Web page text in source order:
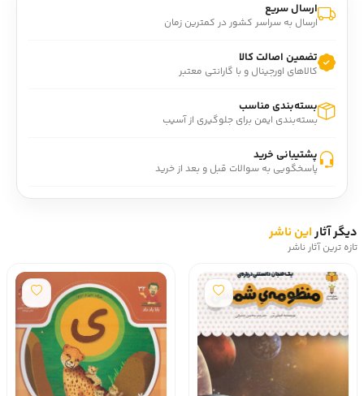
ارسال سریع
ارسال به سراسر کشور در کمترین زمان
تضمین اصالت کالا
کالاهای اورجینال و با گارانتی معتبر
بسته‌بندی مناسب
بسته‌بندی ایمن برای جلوگیری از آسیب
پشتیبانی خرید
پاسخگویی به سوالات قبل و بعد از خرید
دیگر آثاراین ناشر
تازه ترین آثار ناشر